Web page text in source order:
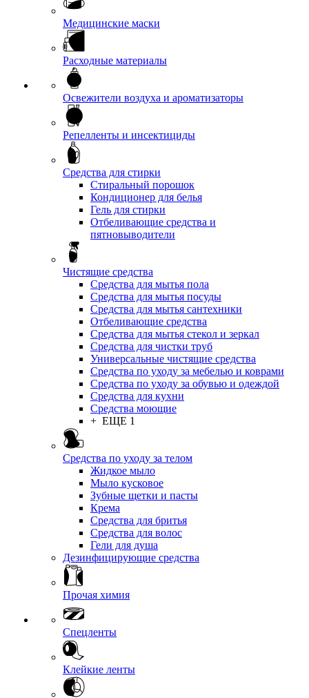
Медицинские маски
Расходные материалы
Освежители воздуха и ароматизаторы
Репелленты и инсектициды
Средства для стирки
Стиральный порошок
Кондиционер для белья
Гель для стирки
Отбеливающие средства и
пятновыводители
Чистящие средства
Средства для мытья пола
Средства для мытья посуды
Средства для мытья сантехники
Отбеливающие средства
Средства для мытья стекол и зеркал
Средства для чистки труб
Универсальные чистящие средства
Средства по уходу за мебелью и коврами
Средства по уходу за обувью и одеждой
Средства для кухни
Средства моющие
+ ЕЩЕ 1
Средства по уходу за телом
Жидкое мыло
Мыло кусковое
Зубные щетки и пасты
Крема
Средства для бритья
Средства для волос
Гели для душа
Дезинфицирующие средства
Прочая химия
Спецленты
Клейкие ленты